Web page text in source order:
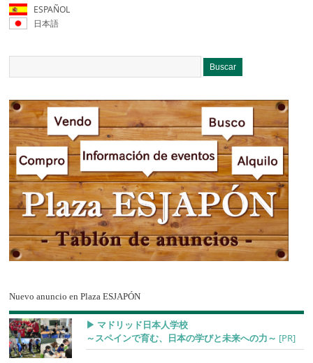
ESPAÑOL
日本語
Nuevo anuncio en Plaza ESJAPÓN
▶︎ マドリッド日本人学校
～スペインで育む、日本の学びと未来への力～ [PR]